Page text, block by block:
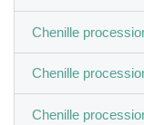
Chenille
Chenille
Chenille